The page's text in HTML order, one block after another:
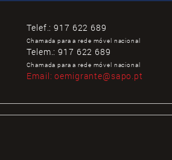
Telef.:917 622 689
Chamada para a rede móvel nacional
Telem.:917 622 689
Chamada para a rede móvel nacional
Email:oemigrante@sapo.pt